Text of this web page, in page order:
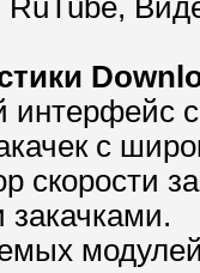
RuTube,
интерфейс
с